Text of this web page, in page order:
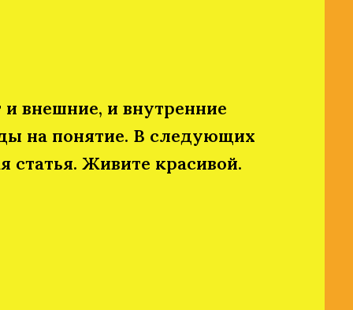
внешние, и внутренние
на понятие. В следующих
Живите красивой.